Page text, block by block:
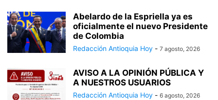
Abelardo de la Espriella ya es
oficialmente el nuevo Presidente
de Colombia
Redacción Antioquia Hoy - 7 agosto, 2026
AVISO A LA OPINIÓN PÚBLICA Y
A NUESTROS USUARIOS
Redacción Antioquia Hoy - 6 agosto, 2026